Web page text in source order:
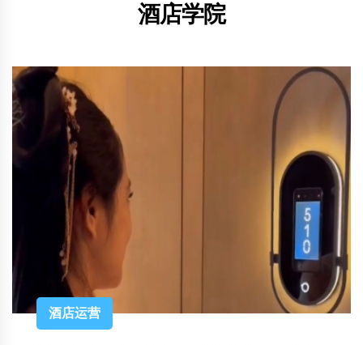
酒店学院
产品资讯